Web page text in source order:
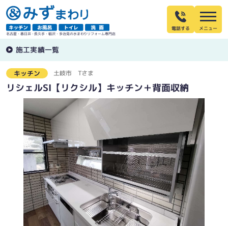
名古屋・春日井・長久手・稲沢・多治見の水まわりリフォーム専門店
電話する
施工実績一覧
キッチン 土岐市 Tさま
リシェルSI【リクシル】キッチン＋背面収納